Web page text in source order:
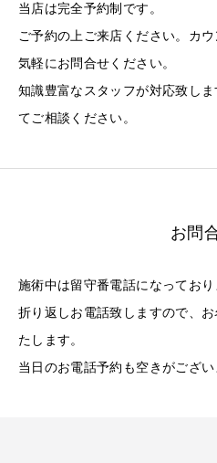
当店は完全予約制です。
ご予約の上ご来店ください。カ
気軽にお問合せください。
知識豊富なスタッフが対応致し
てご相談ください。
お問
施術中は留守番電話になっており
折り返しお電話致しますので、
たします。
当日のお電話予約も空きがござ